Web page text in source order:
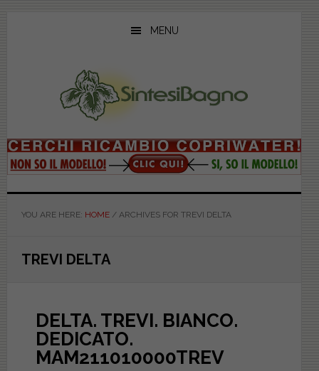
MENU
YOU ARE HERE: HOME /ARCHIVES FOR TREVI DELTA
TREVI DELTA
DELTA. TREVI. BIANCO.
DEDICATO.
MAM211010000TREV